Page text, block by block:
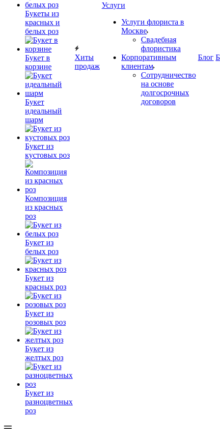
Букеты из
красных и
белых роз
Букет в
корзине
Букет
идеальный
шарм
Букет из
кустовых роз
Композиция
из красных
роз
Букет из
белых роз
Букет из
красных роз
Букет из
розовых роз
Букет из
желтых роз
Букет из
разноцветных
роз
Хиты
продаж
Услуги
Услуги флориста в
Москве
Свадебная
флористика
Корпоративным
клиентам
Сотрудничество
на основе
долгосрочных
договоров
Блог